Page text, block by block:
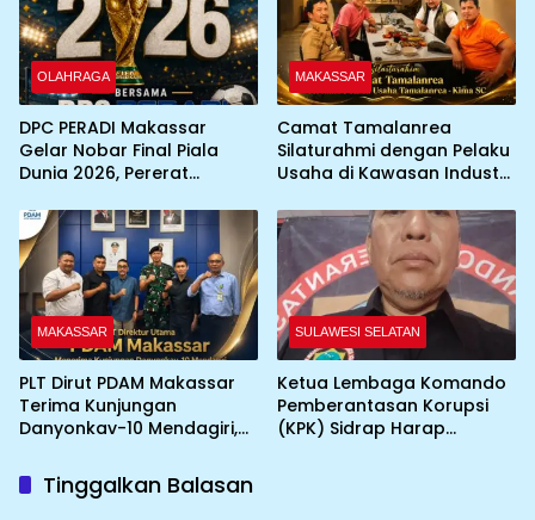
OLAHRAGA
DPC PERADI Makassar
Gelar Nobar Final Piala
Dunia 2026, Pererat
MAKASSAR
Camat Tamalanrea
Silaturahmi dengan Pelaku
Usaha di Kawasan Industri,
Pemerintah dan Dunia
Usaha
MAKASSAR
PLT Dirut PDAM Makassar
Terima Kunjungan
Danyonkav-10 Mendagiri,
Layanan Air Bersih Asrama
SULAWESI SELATAN
Ketua Lembaga Komando
Pemberantasan Korupsi
(KPK) Sidrap Harap
Tinggalkan Balasan